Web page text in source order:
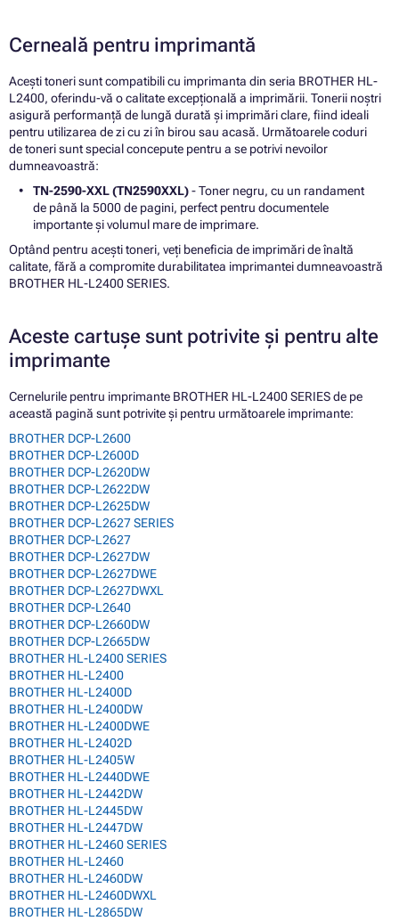
Cerneală pentru imprimantă
Acești toneri sunt compatibili cu imprimanta din seria BROTHER HL-
L2400, oferindu-vă o calitate excepțională a imprimării. Tonerii noștri
asigură performanță de lungă durată și imprimări clare, fiind ideali
pentru utilizarea de zi cu zi în birou sau acasă. Următoarele coduri
de toneri sunt special concepute pentru a se potrivi nevoilor
dumneavoastră:
TN-2590-XXL (TN2590XXL)- Toner negru, cu un randament
de până la 5000 de pagini, perfect pentru documentele
importante și volumul mare de imprimare.
Optând pentru acești toneri, veți beneficia de imprimări de înaltă
calitate, fără a compromite durabilitatea imprimantei dumneavoastră
BROTHER HL-L2400 SERIES.
Aceste cartușe sunt potrivite și pentru alte
imprimante
Cernelurile pentru imprimante BROTHER HL-L2400 SERIES de pe
această pagină sunt potrivite și pentru următoarele imprimante:
BROTHER DCP-L2600
BROTHER DCP-L2600D
BROTHER DCP-L2620DW
BROTHER DCP-L2622DW
BROTHER DCP-L2625DW
BROTHER DCP-L2627 SERIES
BROTHER DCP-L2627
BROTHER DCP-L2627DW
BROTHER DCP-L2627DWE
BROTHER DCP-L2627DWXL
BROTHER DCP-L2640
BROTHER DCP-L2660DW
BROTHER DCP-L2665DW
BROTHER HL-L2400 SERIES
BROTHER HL-L2400
BROTHER HL-L2400D
BROTHER HL-L2400DW
BROTHER HL-L2400DWE
BROTHER HL-L2402D
BROTHER HL-L2405W
BROTHER HL-L2440DWE
BROTHER HL-L2442DW
BROTHER HL-L2445DW
BROTHER HL-L2447DW
BROTHER HL-L2460 SERIES
BROTHER HL-L2460
BROTHER HL-L2460DW
BROTHER HL-L2460DWXL
BROTHER HL-L2865DW